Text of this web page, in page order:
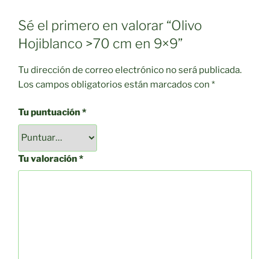
Sé el primero en valorar “Olivo
Hojiblanco >70 cm en 9×9”
Tu dirección de correo electrónico no será publicada.
Los campos obligatorios están marcados con *
Tu puntuación*
Tu valoración*